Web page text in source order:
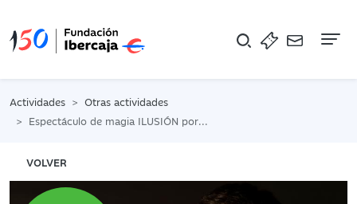
Actividades
Otras actividades
Espectáculo de magia ILUSIÓN por Asier Nuei
VOLVER